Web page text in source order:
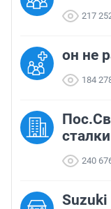
217
он не
184
240
Suzuki